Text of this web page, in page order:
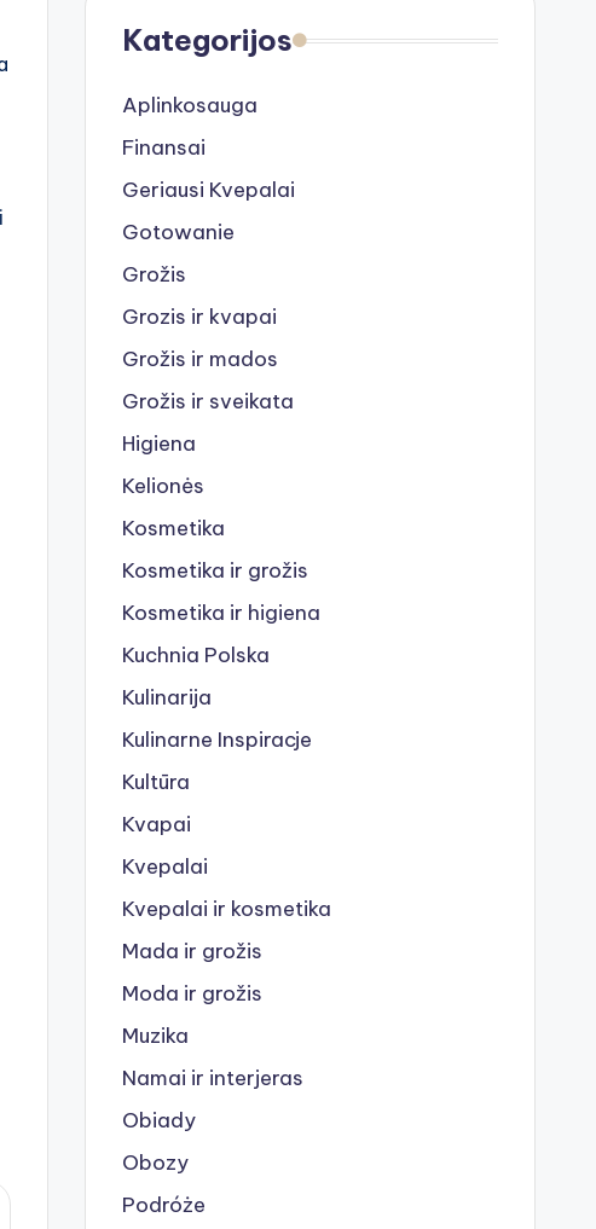
Kategorijos
Aplinkosauga
Finansai
Geriausi Kvepalai
Gotowanie
Grožis
Grozis ir kvapai
Grožis ir mados
Grožis ir sveikata
Higiena
Kelionės
Kosmetika
Kosmetika ir grožis
Kosmetika ir higiena
Kuchnia Polska
Kulinarija
Kulinarne Inspiracje
Kultūra
Kvapai
Kvepalai
Kvepalai ir kosmetika
Mada ir grožis
Moda ir grožis
Muzika
Namai ir interjeras
Obiady
Obozy
Podróże